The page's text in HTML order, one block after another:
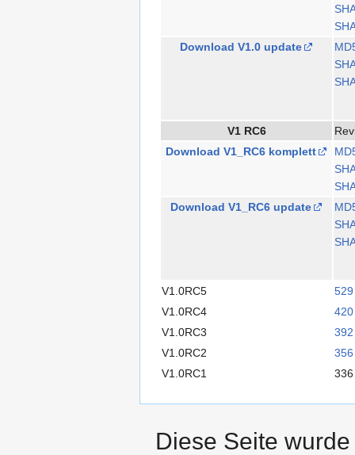
Download V1.0 update
V1 RC6
Download V1_RC6 komplett
Download V1_RC6 update
V1.0RC5
529
V1.0RC4
420
V1.0RC3
392
V1.0RC2
356
V1.0RC1
336
Diese Seite